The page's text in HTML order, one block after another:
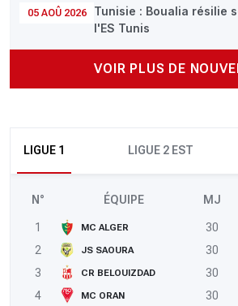
05 AOÛ 2026
Tunisie : Boualia résilie
l'ES Tunis
VOIR PLUS DE
LIGUE 1 LIGUE 2 EST
N° ÉQUIPE MJ
1 MC ALGER 30
2
JS SAOURA 30
3
CR BELOUIZDAD 30
4
MC ORAN 30